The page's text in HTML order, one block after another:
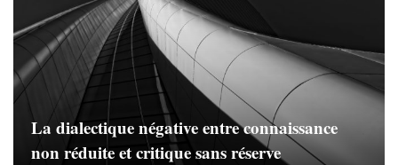
La dialectique négative entre connaissance
non réduite et critique sans réserve